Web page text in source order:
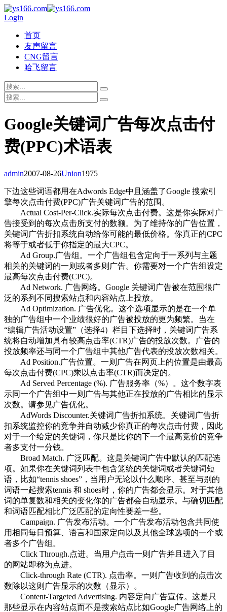
Login
首页
友声留言
CNG留言
哈飞留言
Google关键词广告每次点击付
费(PPC)术语表
admin2007-08-26Union1975
下边这些词语都用在Adwords Edge中且涵盖了Google 搜索引
擎每次点击付费(PPC)广告关键词广告的范围。
Actual Cost-Per-Click.实际每次点击付费。这是你实际对广
告接受到的每次点击所支付的数额。为了维持你的广告位置，
关键词广告折扣系统自动给你可能的最低价格。你真正的CPC
将等于或者低于你指定的最大CPC。
Ad Group.广告组。一个广告组包含定向于一系列与主题
相关的关键词的一则或者多则广告。你需要对一个广告组设定
最高每次点击付费(CPC)。
Ad Network. 广告网络。Google 关键词广告被在范围很广
泛的系列不同搜索站点和内容站点上投放。
Ad Optimization. 广告优化。这个选项显示的是在一个单
独的广告组中一个业绩很好的广告被投放的更为频繁。当在
“编辑广告活动设置”（选择4）栏目下选择时，关键词广告系
统将自动增加具有较高点击率(CTR)广告的投放次数。广告的
投放频率还与同一个广告组中其他广告代表的投放次数相关。
Ad Position.广告位置。一则广告在网页上的位置是由最高
每次点击付费(CPC)乘以点击率(CTR)而决定的。
Ad Served Percentage (%). 广告服务率（%）。这个数字表
示同一个广告组中一则广告与其他正在投放的广告相比的显示
次数。请参见广告优化。
AdWords Discounter.关键词广告折扣系统。关键词广告折
扣系统监控你的竞争并自动减少你真正的每次点击付费，因此
对于一个给定的关键词，你只是比你的下一个最高竞价的竞争
者多支付一分钱。
Broad Match. 广泛匹配。这是关键词广告中默认的匹配选
项。如果你在关键词列表中包含笼统的关键词或者关键词短
语，比如“tennis shoes”，当用户无论以什么顺序、甚至与别的
词语一起搜索tennis 和 shoes时，你的广告都会显示。对于其他
词的单复数和相关的变化你的广告都会自动显示。与确切匹配
和词语匹配相比广泛匹配的定向性要差一些。
Campaign. 广告发布活动。一个广告发布活动包含共同使
用相同每日预算、语言和国家定向以及其他全球选项的一个或
者多个广告组。
Click Through.点进。当用户点击一则广告并且进入了目
的网站即称为点进。
Click-through Rate (CTR). 点击率。一则广告收到的点击次
数除以这则广告显示的次数（显示）。
Content-Targeted Advertising. 内容定向广告宣传。这是只
那些显示在内容站点而不是搜索站点比如Google广告网络上的